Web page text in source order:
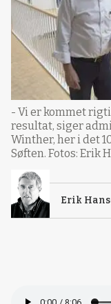
- Vi er kommet
resultat, siger
Winther, her i det
Søften. Fotos: Erik
Erik